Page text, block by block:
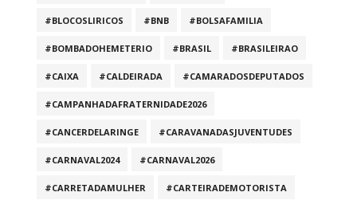
#BLOCOSLIRICOS #BNB #BOLSAFAMILIA
#BOMBADOHEMETERIO #BRASIL #BRASILEIRAO
#CAIXA #CALDEIRADA #CAMARADOSDEPUTADOS
#CAMPANHADAFRATERNIDADE2026
#CANCERDELARINGE #CARAVANADASJUVENTUDES
#CARNAVAL2024 #CARNAVAL2026
#CARRETADAMULHER #CARTEIRADEMOTORISTA